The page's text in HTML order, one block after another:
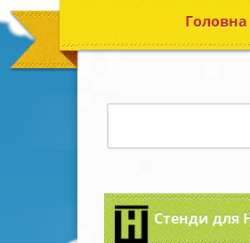
Головна
Стенди для